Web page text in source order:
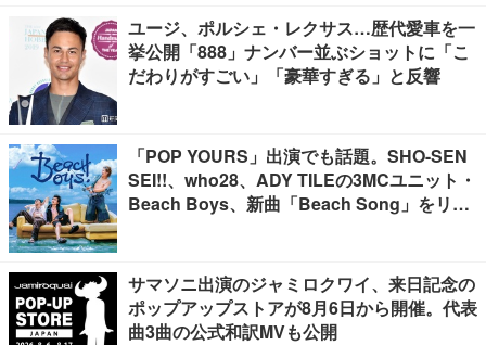
ユージ、ポルシェ・レクサス…歴代愛車を一
挙公開「888」ナンバー並ぶショットに「こ
だわりがすごい」「豪華すぎる」と反響
「POP YOURS」出演でも話題。SHO-SEN
SEI!!、who28、ADY TILEの3MCユニット・
Beach Boys、新曲「Beach Song」をリリ
サマソニ出演のジャミロクワイ、来日記念の
ポップアップストアが8月6日から開催。代表
曲3曲の公式和訳MVも公開